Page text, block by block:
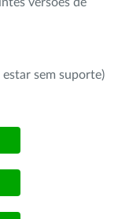
sem suporte)